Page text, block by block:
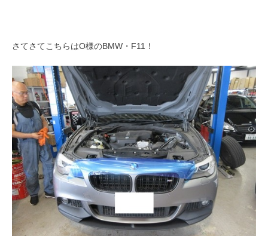
さてさてこちらはO様のBMW・F11！